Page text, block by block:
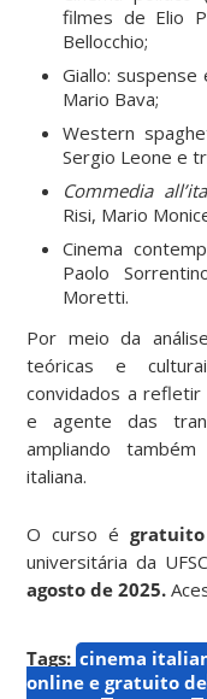
filmes de Elio
Bellocchio;
Giallo:
Mario Bava;
Western
Sergio Leone e
Commedia
Risi, Mario
Cinema
Paolo
Moretti.
Por meio da
teóricas e
convidados a
e agente das
ampliando
italiana.
O curso é gratuito
universitária da
agosto de 2025.
Tags: cinema
online e gratuito de